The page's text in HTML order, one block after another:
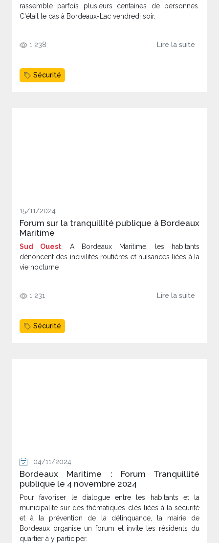
rassemble parfois plusieurs centaines de personnes.
C'était le cas à Bordeaux-Lac vendredi soir.
1 238 Lire la suite
Sécurité
15/11/2024
Forum sur la tranquillité publique à Bordeaux
Maritime
Sud Ouest . A Bordeaux Maritime, les habitants
dénoncent des incivilités routières et nuisances liées à la
vie nocturne
1 231 Lire la suite
Sécurité
04/11/2024
Bordeaux Maritime : Forum Tranquillité
publique le 4 novembre 2024
Pour favoriser le dialogue entre les habitants et la
municipalité sur des thématiques clés liées à la sécurité
et à la prévention de la délinquance, la mairie de
Bordeaux organise un forum et invite les résidents du
quartier à y participer.